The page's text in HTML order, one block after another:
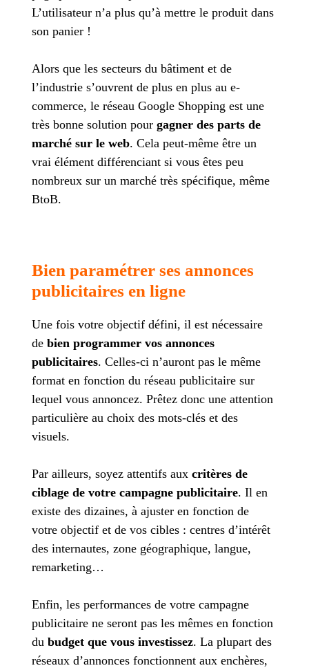
L’utilisateur n’a plus qu’à mettre le produit dans
son panier !
Alors que les secteurs du bâtiment et de
l’industrie s’ouvrent de plus en plus au e-
commerce, le réseau Google Shopping est une
très bonne solution pour gagner des parts de
marché sur le web. Cela peut-même être un
vrai élément différenciant si vous êtes peu
nombreux sur un marché très spécifique, même
BtoB.
Bien paramétrer ses annonces
publicitaires en ligne
Une fois votre objectif défini, il est nécessaire
de bien programmer vos annonces
publicitaires. Celles-ci n’auront pas le même
format en fonction du réseau publicitaire sur
lequel vous annoncez. Prêtez donc une attention
particulière au choix des mots-clés et des
visuels.
Par ailleurs, soyez attentifs aux critères de
ciblage de votre campagne publicitaire. Il en
existe des dizaines, à ajuster en fonction de
votre objectif et de vos cibles : centres d’intérêt
des internautes, zone géographique, langue,
remarketing…
Enfin, les performances de votre campagne
publicitaire ne seront pas les mêmes en fonction
du budget que vous investissez. La plupart des
réseaux d’annonces fonctionnent aux enchères,